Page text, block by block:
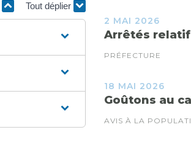
Tout déplier
2 MAI 2026
Arrêtés relatif
PRÉFECTURE
18 MAI 2026
Goûtons au
AVIS À LA